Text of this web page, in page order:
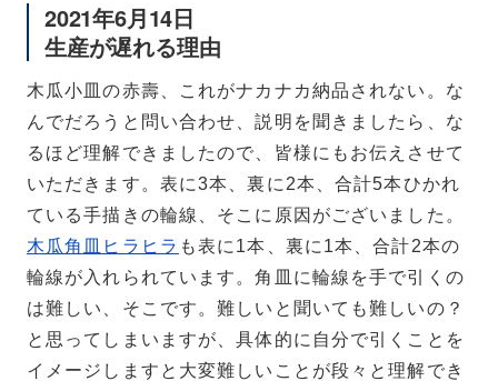
2021年6月14日
生産が遅れる理由
木瓜小皿の赤壽、これがナカナカ納品されない。な
んでだろうと問い合わせ、説明を聞きましたら、な
るほど理解できましたので、皆様にもお伝えさせて
いただきます。表に3本、裏に2本、合計5本ひかれ
ている手描きの輪線、そこに原因がございました。
木瓜角皿ヒラヒラ も表に1本、裏に1本、合計2本の
輪線が入れられています。角皿に輪線を手で引くの
は難しい、そこです。難しいと聞いても難しいの？
と思ってしまいますが、具体的に自分で引くことを
イメージしますと大変難しいことが段々と理解でき